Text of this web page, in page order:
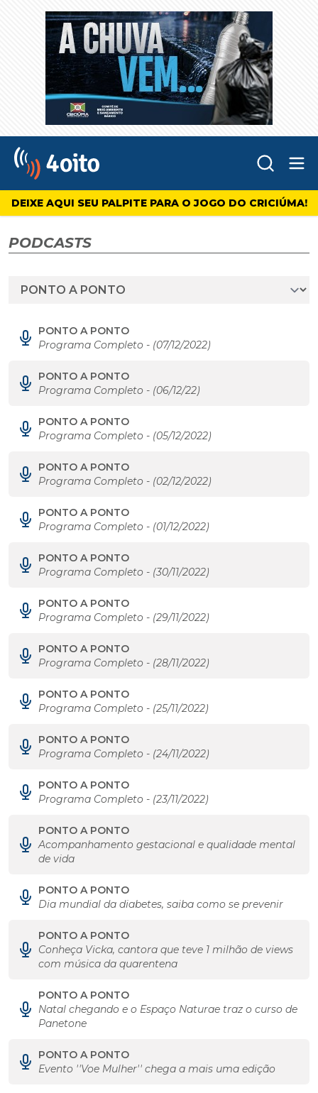
4oito
DEIXE AQUI SEU PALPITE PARA O JOGO DO CRICIÚMA!
PODCASTS
PONTO A PONTO
Programa Completo - (07/12/2022)
PONTO A PONTO
Programa Completo - (06/12/22)
PONTO A PONTO
Programa Completo - (05/12/2022)
PONTO A PONTO
Programa Completo - (02/12/2022)
PONTO A PONTO
Programa Completo - (01/12/2022)
PONTO A PONTO
Programa Completo - (30/11/2022)
PONTO A PONTO
Programa Completo - (29/11/2022)
PONTO A PONTO
Programa Completo - (28/11/2022)
PONTO A PONTO
Programa Completo - (25/11/2022)
PONTO A PONTO
Programa Completo - (24/11/2022)
PONTO A PONTO
Programa Completo - (23/11/2022)
PONTO A PONTO
Acompanhamento gestacional e qualidade mental
de vida
PONTO A PONTO
Dia mundial da diabetes, saiba como se prevenir
PONTO A PONTO
Conheça Vicka, cantora que teve 1 milhão de views
com música da quarentena
PONTO A PONTO
Natal chegando e o Espaço Naturae traz o curso de
Panetone
PONTO A PONTO
Evento ''Voe Mulher'' chega a mais uma edição